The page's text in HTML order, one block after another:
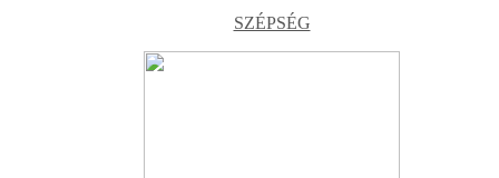
SZÉPSÉG